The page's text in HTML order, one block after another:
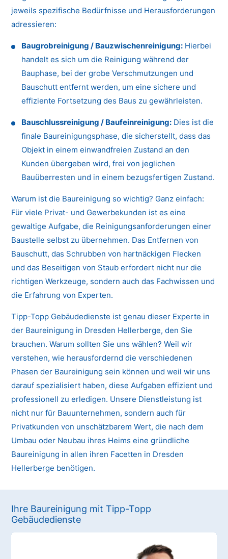
jeweils spezifische Bedürfnisse und Herausforderungen
adressieren:
Baugrobreinigung / Bauzwischenreinigung: Hierbei
handelt es sich um die Reinigung während der
Bauphase, bei der grobe Verschmutzungen und
Bauschutt entfernt werden, um eine sichere und
effiziente Fortsetzung des Baus zu gewährleisten.
Bauschlussreinigung / Baufeinreinigung: Dies ist die
finale Baureinigungsphase, die sicherstellt, dass das
Objekt in einem einwandfreien Zustand an den
Kunden übergeben wird, frei von jeglichen
Bauüberresten und in einem bezugsfertigen Zustand.
Warum ist die Baureinigung so wichtig? Ganz einfach:
Für viele Privat- und Gewerbekunden ist es eine
gewaltige Aufgabe, die Reinigungsanforderungen einer
Baustelle selbst zu übernehmen. Das Entfernen von
Bauschutt, das Schrubben von hartnäckigen Flecken
und das Beseitigen von Staub erfordert nicht nur die
richtigen Werkzeuge, sondern auch das Fachwissen und
die Erfahrung von Experten.
Tipp-Topp Gebäudedienste ist genau dieser Experte in
der Baureinigung in Dresden Hellerberge, den Sie
brauchen. Warum sollten Sie uns wählen? Weil wir
verstehen, wie herausfordernd die verschiedenen
Phasen der Baureinigung sein können und weil wir uns
darauf spezialisiert haben, diese Aufgaben effizient und
professionell zu erledigen. Unsere Dienstleistung ist
nicht nur für Bauunternehmen, sondern auch für
Privatkunden von unschätzbarem Wert, die nach dem
Umbau oder Neubau ihres Heims eine gründliche
Baureinigung in allen ihren Facetten in Dresden
Hellerberge benötigen.
Ihre Baureinigung mit Tipp-Topp
Gebäudedienste